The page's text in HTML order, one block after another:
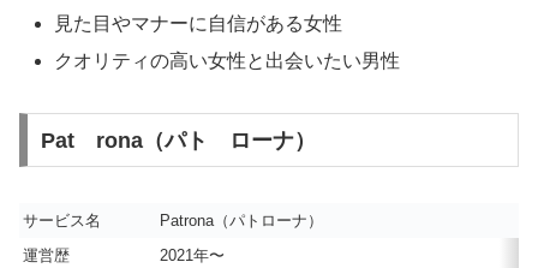
見た目やマナーに自信がある女性
クオリティの高い女性と出会いたい男性
Pat rona（パト ローナ）
サービス名
Patrona（パトローナ）
運営歴
2021年〜